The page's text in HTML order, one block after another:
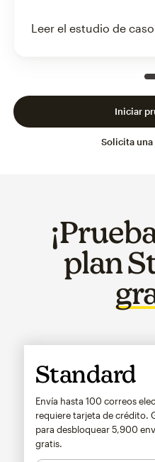
Leer el estudio de caso
Solicita
Iniciar
plan
Standard
Envía hasta 100 correos
requiere tarjeta de crédito.
para desbloquear5,900
gratis.